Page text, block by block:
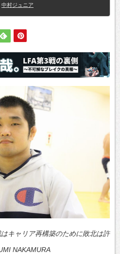
中村ジュニア
キャリア再構築のために敗北は許
NAKAMURA